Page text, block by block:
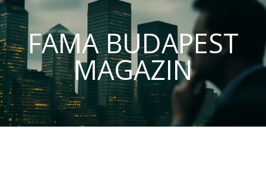
FAMA BUDAPEST
MAGAZIN